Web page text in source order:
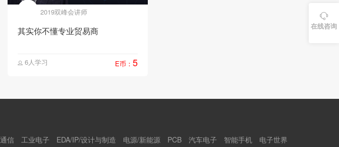
2019双峰会讲师
其实你不懂专业贸易商
 6人学习 E币： 5
通信 工业电子 EDA/IP/设计与制造 电源/新能源 PCB 汽车电子 智能手机 电子世界

在线咨询